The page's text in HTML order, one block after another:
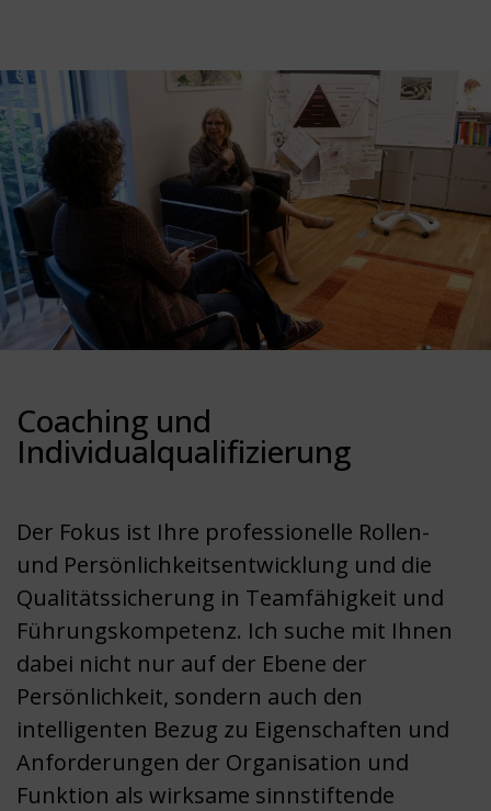
Coaching und
Individualqualifizierung
Der Fokus ist Ihre professionelle Rollen-
und Persönlichkeitsentwicklung und die
Qualitätssicherung in Teamfähigkeit und
Führungskompetenz. Ich suche mit Ihnen
dabei nicht nur auf der Ebene der
Persönlichkeit, sondern auch den
intelligenten Bezug zu Eigenschaften und
Anforderungen der Organisation und
Funktion als wirksame sinnstiftende